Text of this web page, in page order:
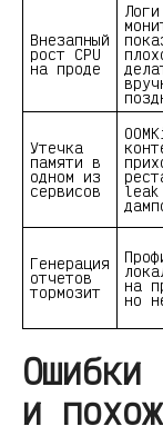
Внезапный
рост CPU
на проде
Утечка
памяти в
одном из
сервисов leak
Генерация
отчетов
тормозит на
но
и